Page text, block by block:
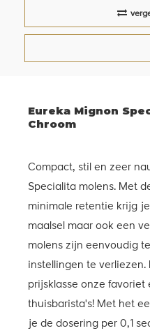
Eureka Mignon
Chroom
Compact, stil en zeer
Specialita molens. Met
minimale retentie krijg
maalsel maar ook een
molens zijn eenvoudig
instellingen te verliezen.
prijsklasse onze favoriet
thuisbarista's! Met het
je de dosering per 0,1